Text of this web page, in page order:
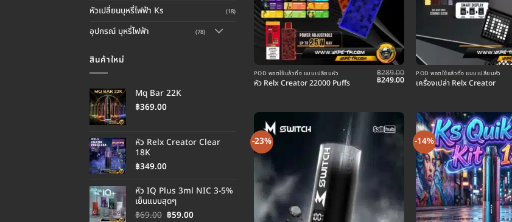
หัวเปลี่ยนบุหรี่ไฟฟ้า Ks (18)
อุปกรณ์ บุหรี่ไฟฟ้า (78)
สินค้าใหม่
Mq Bar 22K
฿369.00
หัว Relx Creator Clear
18K
฿349.00
หัว IQ Plus 3ml NIC 3-5%
เย็นแบบสุดๆ
฿69.00 Original
฿59.00Current
POD พอตใช้แล้วทิ้ง แบบเปลี่ยนหัว
หัว Relx Creator 22000 Puffs
฿289.00
Original
฿249.00Current
price
POD พอตใช้แล้วทิ้ง แบบเปลี่ยนหัว
เครื่องเปล่า Relx Creator
-23% -14%